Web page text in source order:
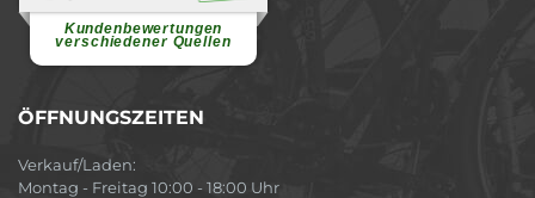
Kundenbewertungen
verschiedener Quellen
ÖFFNUNGSZEITEN
Verkauf/Laden:
Montag - Freitag 10:00 - 18:00 Uhr